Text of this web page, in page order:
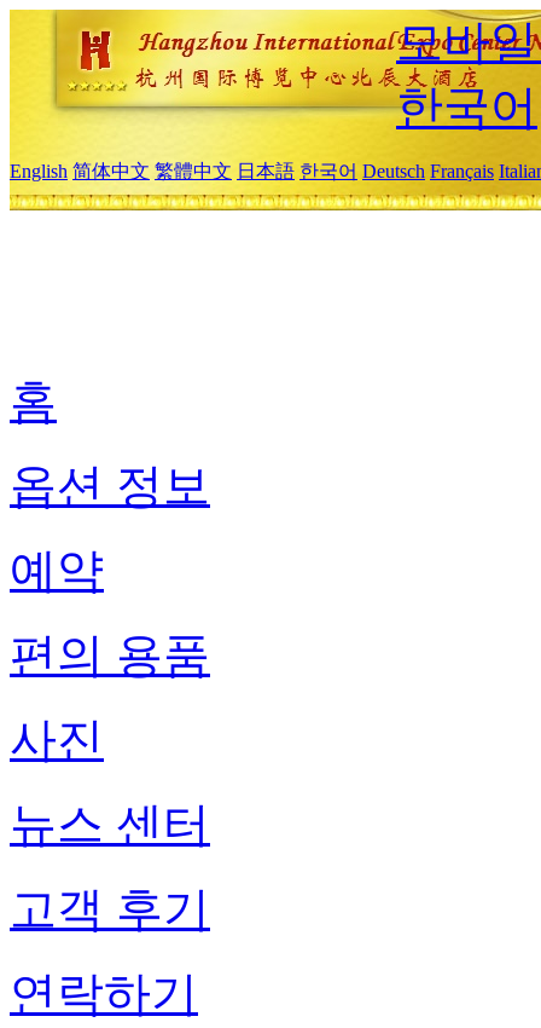
모바
한국어
English 简体中文 繁體中文 日本語 한국어 Deutsch Français
홈
옵션 정보
예약
편의 용품
사진
뉴스 센터
고객 후기
연락하기